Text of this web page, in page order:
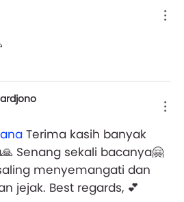
Terima kasih banyak
Senang sekali bacanya🤗
menyemangati dan
jejak. Best regards, 💕